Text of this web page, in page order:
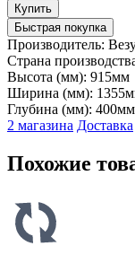
Быстрая покупка
Производитель:
Страна
Высота (мм): 915мм
Ширина (мм):
Глубина (мм): 400мм
2 магазина Доставка
Похожие